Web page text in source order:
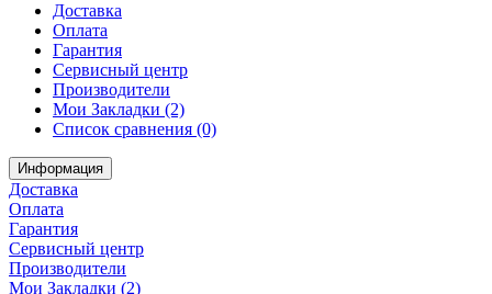
Доставка
Оплата
Гарантия
Сервисный центр
Производители
Мои Закладки (2)
Список сравнения (0)
Информация
Доставка
Оплата
Гарантия
Сервисный центр
Производители
Мои Закладки (2)